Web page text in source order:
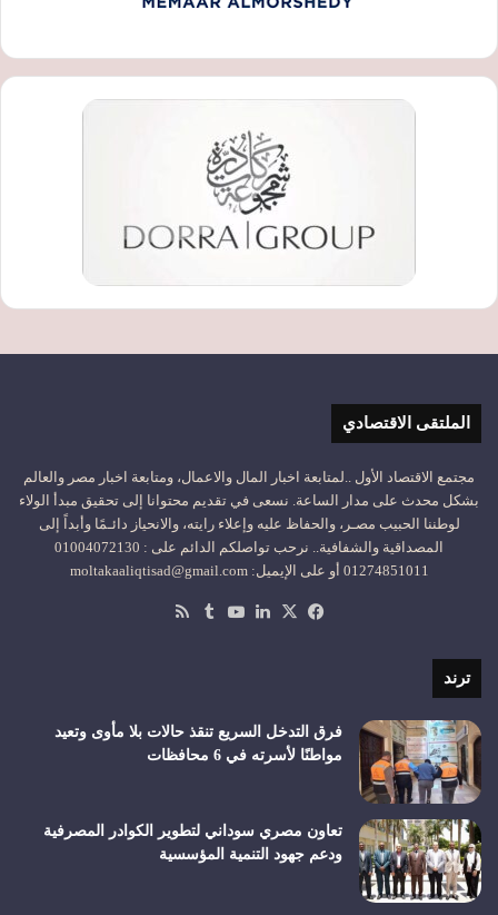
الملتقى الاقتصادي
مجتمع الاقتصاد الأول ..لمتابعة اخبار المال والاعمال، ومتابعة اخبار مصر والعالم
بشكل محدث على مدار الساعة. نسعى في تقديم محتوانا إلى تحقيق مبدأ الولاء
لوطننا الحبيب مصـر، والحفاظ عليه وإعلاء رايته، والانحياز دائـمًا وأبداً إلى
المصداقية والشفافية.. نرحب تواصلكم الدائم على : 01004072130
01274851011 أو على الإيميل: moltakaaliqtisad@gmail.com
فيسبوك
‫X لينكدإن‫YouTube
ترند
فرق التدخل السريع تنقذ حالات بلا مأوى وتعيد
مواطنًا لأسرته في 6 محافظات
تعاون مصري سوداني لتطوير الكوادر المصرفية
ودعم جهود التنمية المؤسسية